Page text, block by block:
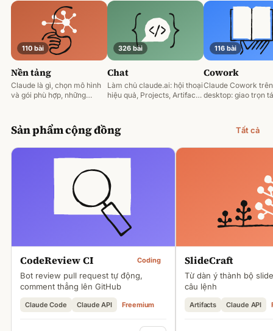
110 bài
Nền tảng
Claude là gì, chọn mô hình
và gói phù hợp, những
326 bài
Chat
Làm chủ claude.ai: hội thoại
hiệu quả, Projects, Artifacts
116 bài
Cowork
Claude Cowork trên
desktop: giao trọn
Sản phẩm cộng đồng Tất cả
CodeReview CI Coding
Bot review pull request tự động,
comment thẳng lên GitHub
Claude Code Claude API Freemium
SlideCraft
Từ dàn ý thành bộ
câu lệnh
Artifacts Claude API